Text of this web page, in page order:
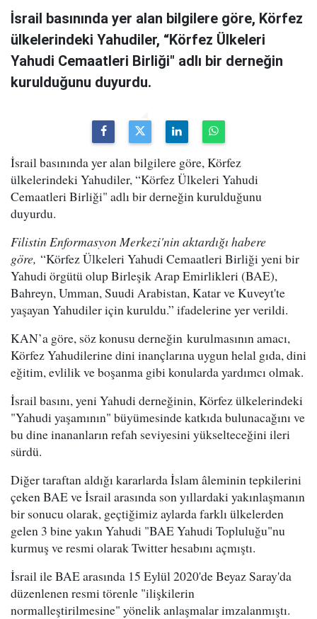
İsrail basınında yer alan bilgilere göre, Körfez
ülkelerindeki Yahudiler, “Körfez Ülkeleri
Yahudi Cemaatleri Birliği" adlı bir derneğin
kurulduğunu duyurdu.
İsrail basınında yer alan bilgilere göre, Körfez
ülkelerindeki Yahudiler, “Körfez Ülkeleri Yahudi
Cemaatleri Birliği" adlı bir derneğin kurulduğunu
duyurdu.
Filistin Enformasyon Merkezi'nin aktardığı habere
göre, “Körfez Ülkeleri Yahudi Cemaatleri Birliği yeni bir
Yahudi örgütü olup Birleşik Arap Emirlikleri (BAE),
Bahreyn, Umman, Suudi Arabistan, Katar ve Kuveyt'te
yaşayan Yahudiler için kuruldu.” ifadelerine yer verildi.
KAN’a göre, söz konusu derneğin kurulmasının amacı,
Körfez Yahudilerine dini inançlarına uygun helal gıda, dini
eğitim, evlilik ve boşanma gibi konularda yardımcı olmak.
İsrail basını, yeni Yahudi derneğinin, Körfez ülkelerindeki
"Yahudi yaşamının" büyümesinde katkıda bulunacağını ve
bu dine inananların refah seviyesini yükselteceğini ileri
sürdü.
Diğer taraftan aldığı kararlarda İslam âleminin tepkilerini
çeken BAE ve İsrail arasında son yıllardaki yakınlaşmanın
bir sonucu olarak, geçtiğimiz aylarda farklı ülkelerden
gelen 3 bine yakın Yahudi "BAE Yahudi Topluluğu"nu
kurmuş ve resmi olarak Twitter hesabını açmıştı.
İsrail ile BAE arasında 15 Eylül 2020'de Beyaz Saray'da
düzenlenen resmi törenle "ilişkilerin
normalleştirilmesine" yönelik anlaşmalar imzalanmıştı.